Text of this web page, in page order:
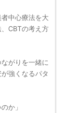
中心療法を大
CBTの考え方
がりを一緒に
強くなるパタ
か」